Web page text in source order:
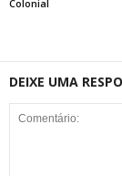
Colonial
DEIXE UMA